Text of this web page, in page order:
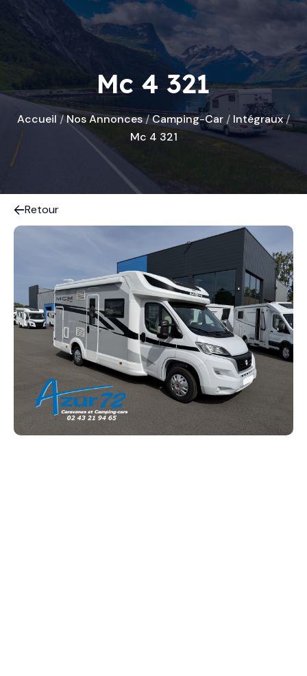
Mc 4 321
Accueil /Nos Annonces/Camping-Car / Intégraux/
Mc 4 321
Retour